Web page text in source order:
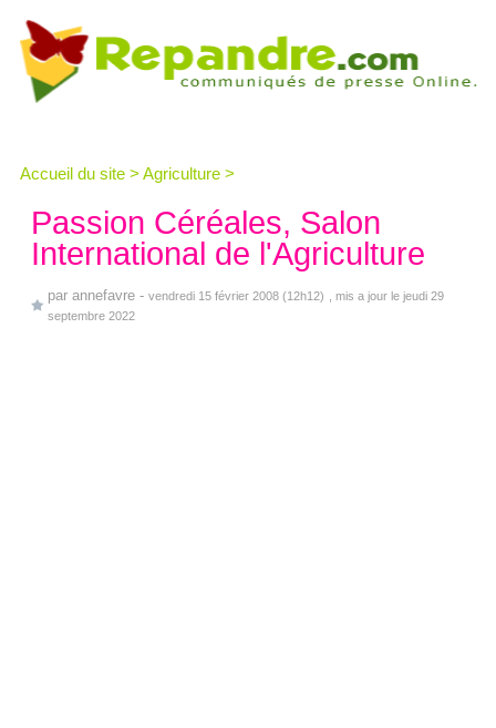
Accueil du site > Agriculture >
Passion Céréales, Salon
International de l'Agriculture
par annefavre - vendredi 15 février 2008 (12h12)
, mis a jour le jeudi 29
septembre 2022